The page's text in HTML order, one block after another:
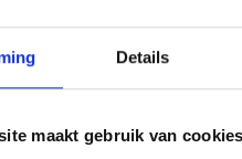
Details
maakt gebruik van cookies